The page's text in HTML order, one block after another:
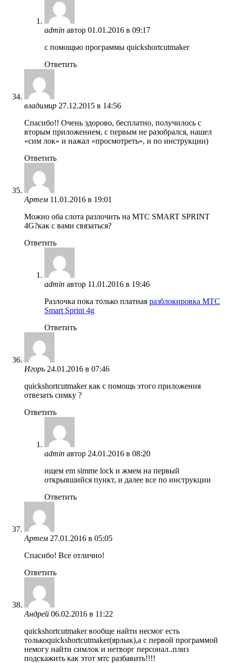
admin автор 01.01.2016 в 09:17
с помощью программы quickshortcutmaker
Ответить
владимир 27.12.2015 в 14:56
Спасибо!! Очень здорово, бесплатно, получилось с
вторым приложением, с первым не разобрался, нашел
«сим лок» и нажал «просмотреть», и по инструкции)
Ответить
Артем 11.01.2016 в 19:01
Можно оба слота разлочить на МТС SMART SPRINT
4G?как с вами связаться?
Ответить
admin автор 11.01.2016 в 19:46
Разлочка пока только платная разблокировка МТС
Smart Sprint 4g
Ответить
Игорь 24.01.2016 в 07:46
quickshortcutmaker как с помощь этого приложения
отвезать симку ?
Ответить
admin автор 24.01.2016 в 08:20
ищем em simme lock и жмем на первый
открывшийся пункт, и далее все по инструкции
Ответить
Артем 27.01.2016 в 05:05
Спасибо! Все отлично!
Ответить
Андрей 06.02.2016 в 11:22
quickshortcutmaker вообще найти несмог есть
толькоquickshortcutmaker(ярлык),а с первой программой
немогу найти симлок и нетворг персонал..плиз
подскажить как этот мтс разбавить!!!!